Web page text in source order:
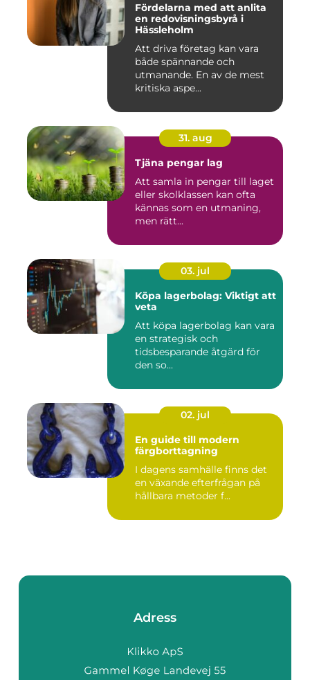
Fördelarna med att anlita
en redovisningsbyrå i
Hässleholm
Att driva företag kan vara
både spännande och
utmanande. En av de mest
kritiska aspe...
31. aug
Tjäna pengar lag
Att samla in pengar till laget
eller skolklassen kan ofta
kännas som en utmaning,
men rätt...
03. jul
Köpa lagerbolag: Viktigt att
veta
Att köpa lagerbolag kan vara
en strategisk och
tidsbesparande åtgärd för
den so...
02. jul
En guide till modern
färgborttagning
I dagens samhälle finns det
en växande efterfrågan på
hållbara metoder f...
Adress